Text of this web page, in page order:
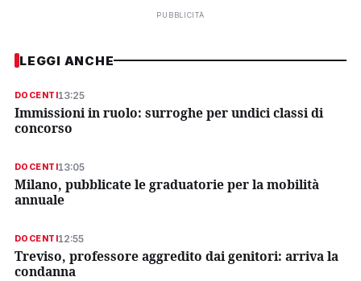
PUBBLICITÀ
LEGGI ANCHE
DOCENTI13:25
Immissioni in ruolo: surroghe per undici classi di
concorso
DOCENTI13:05
Milano, pubblicate le graduatorie per la mobilità
annuale
DOCENTI12:55
Treviso, professore aggredito dai genitori: arriva la
condanna